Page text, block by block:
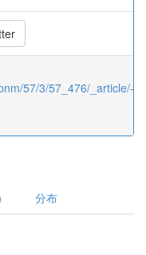
57/3/57_476/_article/-
分布